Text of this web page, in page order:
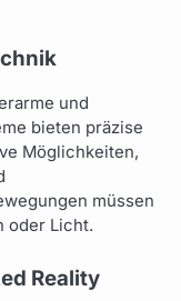
und
bieten präzise
Möglichkeiten,
müssen
oder Licht.
Reality